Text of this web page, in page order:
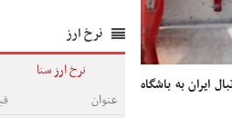
ایران به باشگاه
نرخ ارز
نرخ ارز سنا
عنوان